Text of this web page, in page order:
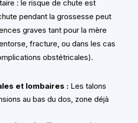
: le risque de chute est
pendant la grossesse peut
graves tant pour la mère
fracture, ou dans les cas
obstétricales).
et lombaires :Les talons
au bas du dos, zone déjà